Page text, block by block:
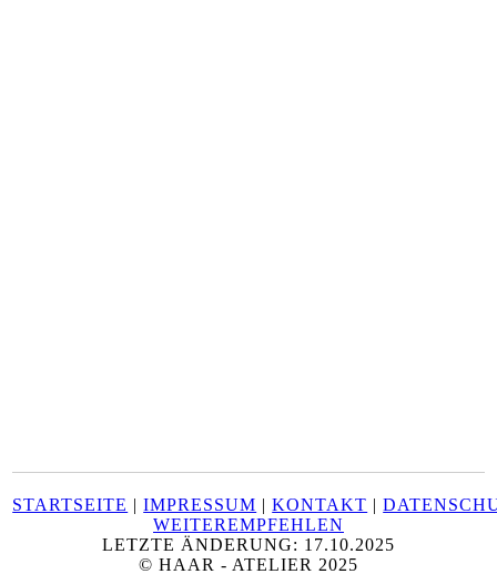
STARTSEITE |IMPRESSUM |KONTAKT |
WEITEREMPFEHLEN
LETZTE ÄNDERUNG: 17.10.2025
© HAAR - ATELIER 2025